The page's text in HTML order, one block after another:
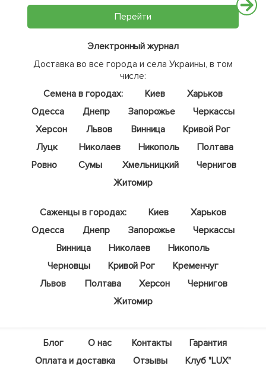
Перейти
Электронный журнал
Доставка во все города и села Украины, в том
числе:
Семена в городах:
Киев
Харьков
Одесса
Днепр Запорожье
Черкассы
Херсон
Львов Винница
Кривой Рог
Луцк
Николаев Никополь
Полтава
Ровно
Сумы Хмельницкий
Чернигов
Житомир
Саженцы в городах: Киев
Харьков
Одесса
Днепр Запорожье
Черкассы
Винница
Николаев
Никополь
Черновцы
Кривой Рог
Кременчуг
Львов
Полтава Херсон
Чернигов
Житомир
Блог О нас Контакты
Гарантия
Оплата и доставка
Отзывы
Клуб "LUX"